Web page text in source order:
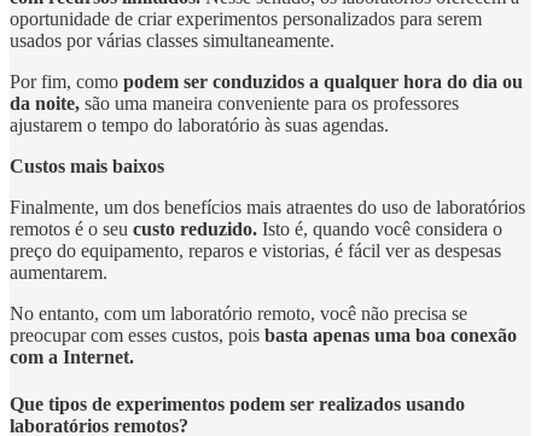
oportunidade de criar experimentos personalizados para serem
usados por várias classes simultaneamente.
Por fim, como podem ser conduzidos a qualquer hora do dia ou
da noite, são uma maneira conveniente para os professores
ajustarem o tempo do laboratório às suas agendas.
Custos mais baixos
Finalmente, um dos benefícios mais atraentes do uso de laboratórios
remotos é o seu custo reduzido. Isto é, quando você considera o
preço do equipamento, reparos e vistorias, é fácil ver as despesas
aumentarem.
No entanto, com um laboratório remoto, você não precisa se
preocupar com esses custos, pois basta apenas uma boa conexão
com a Internet.
Que tipos de experimentos podem ser realizados usando
laboratórios remotos?